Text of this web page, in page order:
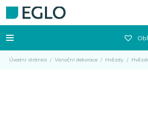
Úvodní stránka / Vánoční dekorace / Hvězdy /